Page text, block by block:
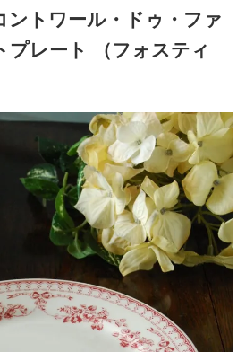
ントワール・ドゥ・ファ
プレート （フォスティ